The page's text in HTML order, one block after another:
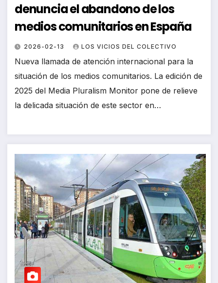
denuncia el abandono de los
medios comunitarios en España
2026-02-13 LOS VICIOS DEL COLECTIVO
Nueva llamada de atención internacional para la
situación de los medios comunitarios. La edición de
2025 del Media Pluralism Monitor pone de relieve
la delicada situación de este sector en…